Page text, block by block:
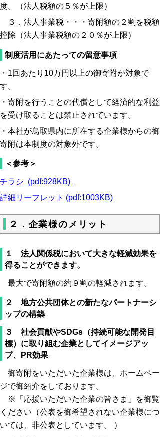
度。（法人税額の５％が上限）
３．法人事業税・・・寄附額の２割を税額
控除（法人事業税額の２０％が上限）
制度活用にあたっての留意事項
・1回あたり10万円以上の御寄附が対象で
す。
・寄附を行うことの代償として経済的な利益
を受け取ることは禁止されています。
・本社が鳥取県内に所在する企業様からの御
寄附は本制度の対象外です。
＜参考＞
チラシ (pdf:928KB)
詳細リーフレット (pdf:1003KB)
２．企業様のメリット
１ 法人関係税において大きな軽減効果を
得ることができます。
最大で寄附額の約９割の軽減されます。
２ 地方公共団体との新たなパートナーシ
ップの構築
３ 社会貢献やSDGs（持続可能な開発目
標）に取り組む企業としてイメージアッ
プ、PR効果
御寄附をいただいた企業様は、ホームペー
ジで御紹介をしております。
※「応援いただいた企業の皆さま」を御覧
ください（公表を御希望されない企業様につ
いては、非公表としています。 ）